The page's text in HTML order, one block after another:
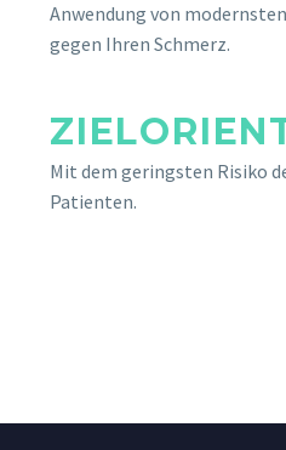
Anwendung von
gegen Ihren Schmerz.
Mit dem geringsten Risiko
Patienten.